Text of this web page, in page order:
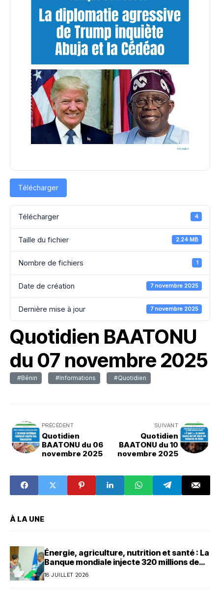
Télécharger
Télécharger 4
Taille du fichier 2.24 MB
Nombre de fichiers 1
Date de création 7 novembre 2025
Dernière mise à jour 7 novembre 2025
Quotidien BAATONU
du 07 novembre 2025
#Bénin #Informations #Quotidien
PRÉCÉDENT
Quotidien
BAATONU du 06
novembre 2025
SUIVANT
Quotidien
BAATONU du 10
novembre 2025
À LA UNE
Énergie, agriculture, nutrition et santé : La
Banque mondiale injecte 320 millions de
dollars au Bénin
18 JUILLET 2026